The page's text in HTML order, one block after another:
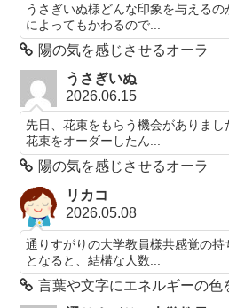
うさぎいぬ様どんな印象を与える
によってもかわるので...
陽の気を感じさせるオーラ
うさぎいぬ
2026.06.15
先日、花束をもらう機会がありま
花束をオーダーしたん...
陽の気を感じさせるオーラ
リカコ
2026.05.08
通りすがりの大学教員様共感覚の持
となると、結構な人数...
言葉や文字にエネルギーの色